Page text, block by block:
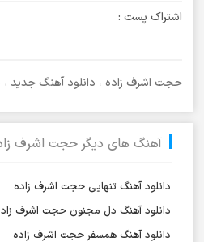
اشتراک پست :
حجت اشرف زاده ، دانلود آهنگ جدید ،
آهنگ های دیگر حجت اشرف
دانلود آهنگ تنهایی حجت اشرف زاده
دانلود آهنگ دل مجنون حجت اشرف
دانلود آهنگ همسفر حجت اشرف زاده